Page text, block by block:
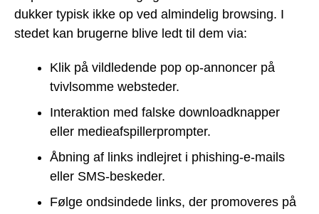
dukker typisk ikke op ved almindelig browsing. I
stedet kan brugerne blive ledt til dem via:
Klik på vildledende pop op-annoncer på
tvivlsomme websteder.
Interaktion med falske downloadknapper
eller medieafspillerprompter.
Åbning af links indlejret i phishing-e-mails
eller SMS-beskeder.
Følge ondsindede links, der promoveres på